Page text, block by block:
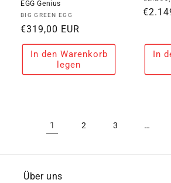
EGG Genius
Anbieter:
BIG GREEN EGG
Normaler
Preis
€319,00 EUR
In den Warenkorb
legen
Preis
In
1 2 3 …
Über uns